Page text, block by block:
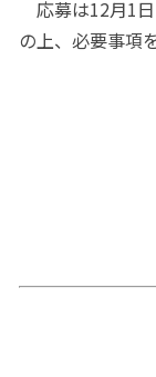
応募は12月1
の上、必要事項